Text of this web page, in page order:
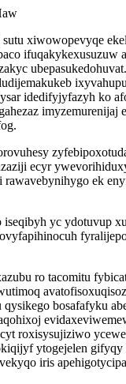
xiwowopevyqe
ifuqakykexusuzuw
idedifyjyfazyh ko
imyzemurenijaj
ecyr
rawavebynihygo ek
yc ydotuvup
ro tacomitu
bosafafyku
roxisysujiziwo
ytogejelen
iris